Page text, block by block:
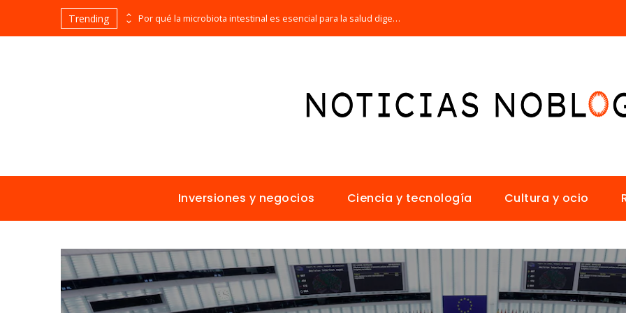
Trending Las 15 misiones espaciales fundamentales en la historia de la humanidad Por qué la microbiota intestinal es esencial para la salud digestiva
Inversiones y negocios Ciencia y tecnología Cultura y ocio